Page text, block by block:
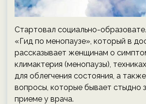
Стартовал социально-
«Гид по менопаузе», который в
рассказывает женщинам о
климактерия (менопаузы),
для облегчения состояния, а
вопросы, которые бывает стыдно
приеме у врача.